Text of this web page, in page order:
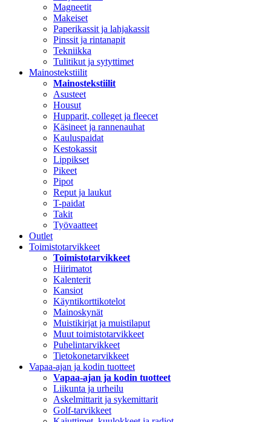
Magneetit
Makeiset
Paperikassit ja lahjakassit
Pinssit ja rintanapit
Tekniikka
Tulitikut ja sytyttimet
Mainostekstiilit
Mainostekstiilit
Asusteet
Housut
Hupparit, colleget ja fleecet
Käsineet ja rannenauhat
Kauluspaidat
Kestokassit
Lippikset
Pikeet
Pipot
Reput ja laukut
T-paidat
Takit
Työvaatteet
Outlet
Toimistotarvikkeet
Toimistotarvikkeet
Hiirimatot
Kalenterit
Kansiot
Käyntikorttikotelot
Mainoskynät
Muistikirjat ja muistilaput
Muut toimistotarvikkeet
Puhelintarvikkeet
Tietokonetarvikkeet
Vapaa-ajan ja kodin tuotteet
Vapaa-ajan ja kodin tuotteet
Liikunta ja urheilu
Askelmittarit ja sykemittarit
Golf-tarvikkeet